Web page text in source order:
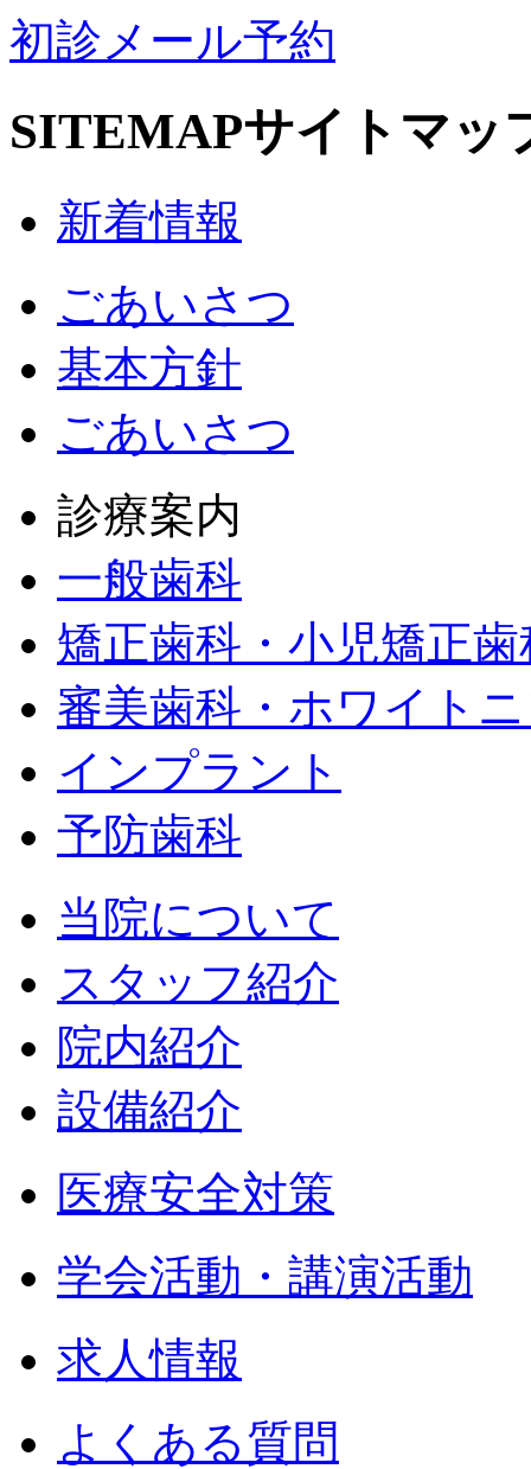
初診メール予約
SITEMAPサイトマッ
新着情報
ごあいさつ
基本方針
ごあいさつ
診療案内
一般歯科
矯正歯科・小児矯正歯
審美歯科・ホワイト
インプラント
予防歯科
当院について
スタッフ紹介
院内紹介
設備紹介
医療安全対策
学会活動・講演活動
求人情報
よくある質問